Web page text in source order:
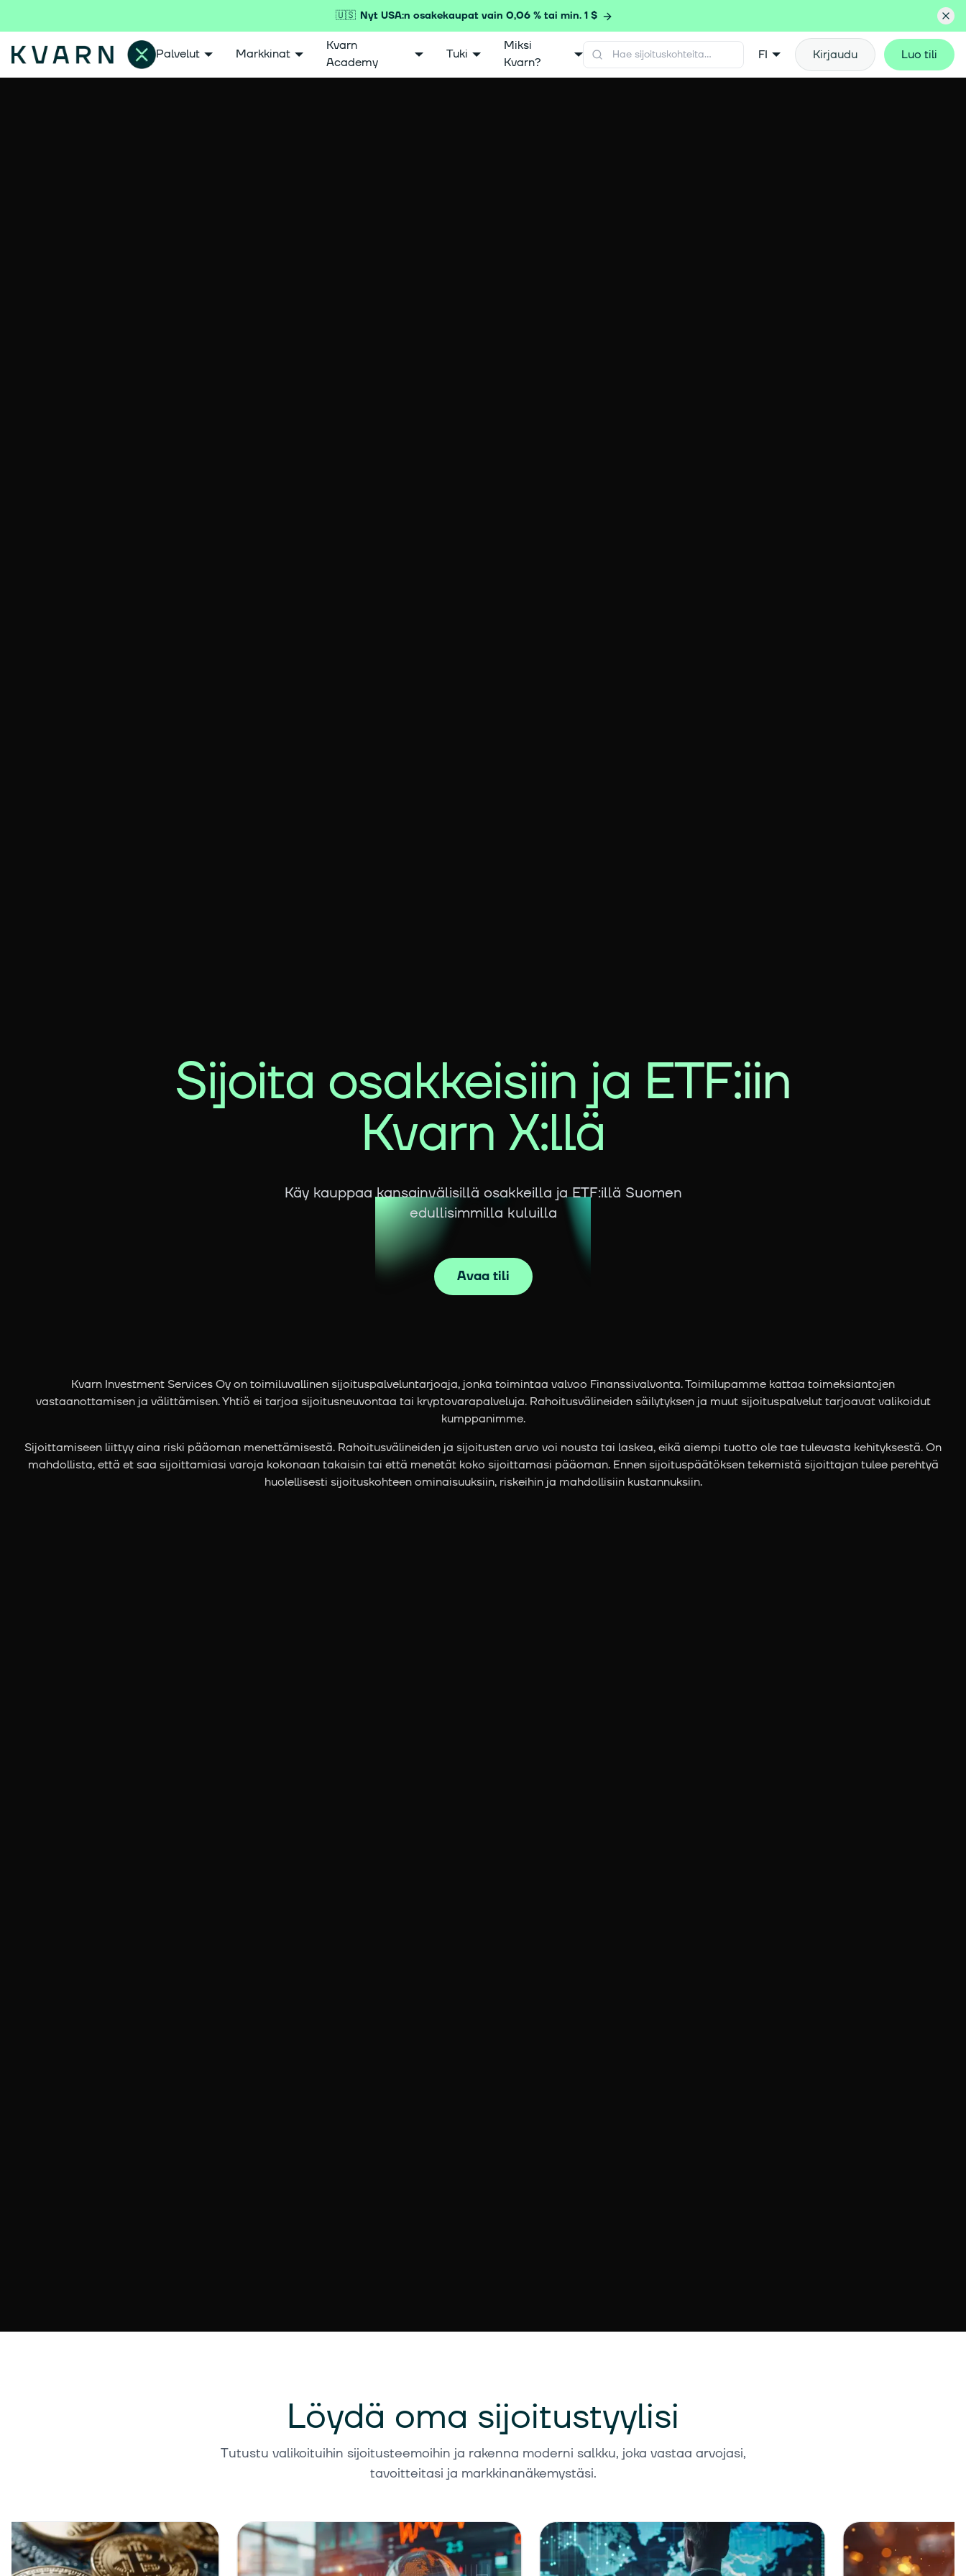
Palvelut Markkinat
Kvarn
Academy
Tuki
Miksi
Kvarn?
FI Kirjaudu Luo tili
🇺🇸 Nyt USA:n osakekaupat vain 0,06 % tai min. 1 $
Sijoita osakkeisiin ja ETF:iin
Kvarn X:llä
Käy kauppaa kansainvälisillä osakkeilla ja ETF:illä Suomen
edullisimmilla kuluilla
Avaa tili
Kvarn Investment Services Oy on toimiluvallinen sijoituspalveluntarjoaja, jonka toimintaa valvoo Finanssivalvonta. Toimilupamme kattaa toimeksiantojen
vastaanottamisen ja välittämisen. Yhtiö ei tarjoa sijoitusneuvontaa tai kryptovarapalveluja. Rahoitusvälineiden säilytyksen ja muut sijoituspalvelut tarjoavat valikoidut
kumppanimme.
Sijoittamiseen liittyy aina riski pääoman menettämisestä. Rahoitusvälineiden ja sijoitusten arvo voi nousta tai laskea, eikä aiempi tuotto ole tae tulevasta kehityksestä. On
mahdollista, että et saa sijoittamiasi varoja kokonaan takaisin tai että menetät koko sijoittamasi pääoman. Ennen sijoituspäätöksen tekemistä sijoittajan tulee perehtyä
huolellisesti sijoituskohteen ominaisuuksiin, riskeihin ja mahdollisiin kustannuksiin.
Löydä oma sijoitustyylisi
Tutustu valikoituihin sijoitusteemoihin ja rakenna moderni salkku, joka vastaa arvojasi,
tavoitteitasi ja markkinanäkemystäsi.